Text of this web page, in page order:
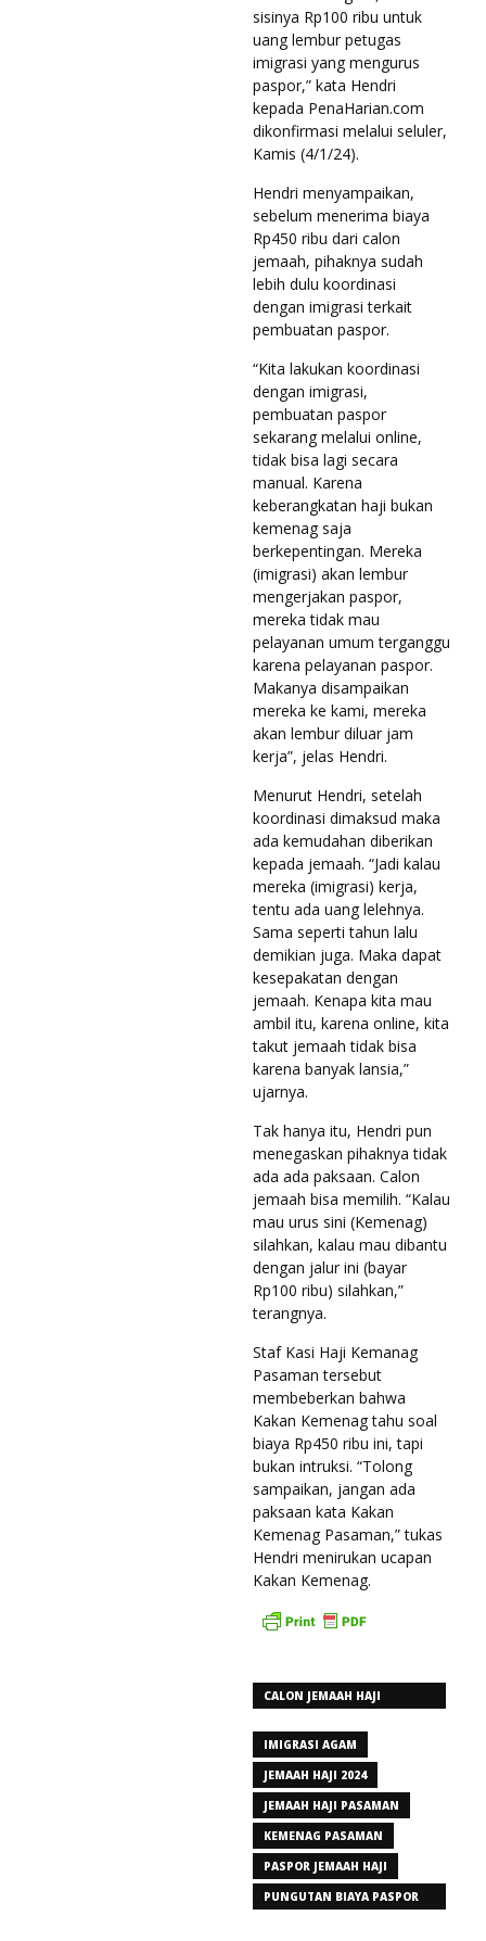
sisinya Rp100 ribu untuk
uang lembur petugas
imigrasi yang mengurus
paspor,” kata Hendri
kepada PenaHarian.com
dikonfirmasi melalui seluler,
Kamis (4/1/24).
Hendri menyampaikan,
sebelum menerima biaya
Rp450 ribu dari calon
jemaah, pihaknya sudah
lebih dulu koordinasi
dengan imigrasi terkait
pembuatan paspor.
“Kita lakukan koordinasi
dengan imigrasi,
pembuatan paspor
sekarang melalui online,
tidak bisa lagi secara
manual. Karena
keberangkatan haji bukan
kemenag saja
berkepentingan. Mereka
(imigrasi) akan lembur
mengerjakan paspor,
mereka tidak mau
pelayanan umum terganggu
karena pelayanan paspor.
Makanya disampaikan
mereka ke kami, mereka
akan lembur diluar jam
kerja”, jelas Hendri.
Menurut Hendri, setelah
koordinasi dimaksud maka
ada kemudahan diberikan
kepada jemaah. “Jadi kalau
mereka (imigrasi) kerja,
tentu ada uang lelehnya.
Sama seperti tahun lalu
demikian juga. Maka dapat
kesepakatan dengan
jemaah. Kenapa kita mau
ambil itu, karena online, kita
takut jemaah tidak bisa
karena banyak lansia,”
ujarnya.
Tak hanya itu, Hendri pun
menegaskan pihaknya tidak
ada ada paksaan. Calon
jemaah bisa memilih. “Kalau
mau urus sini (Kemenag)
silahkan, kalau mau dibantu
dengan jalur ini (bayar
Rp100 ribu) silahkan,”
terangnya.
Staf Kasi Haji Kemanag
Pasaman tersebut
membeberkan bahwa
Kakan Kemenag tahu soal
biaya Rp450 ribu ini, tapi
bukan intruksi. “Tolong
sampaikan, jangan ada
paksaan kata Kakan
Kemenag Pasaman,” tukas
Hendri menirukan ucapan
Kakan Kemenag.
CALON JEMAAH HAJI
IMIGRASI AGAM
JEMAAH HAJI 2024
JEMAAH HAJI PASAMAN
KEMENAG PASAMAN
PASPOR JEMAAH HAJI
PUNGUTAN BIAYA PASPOR